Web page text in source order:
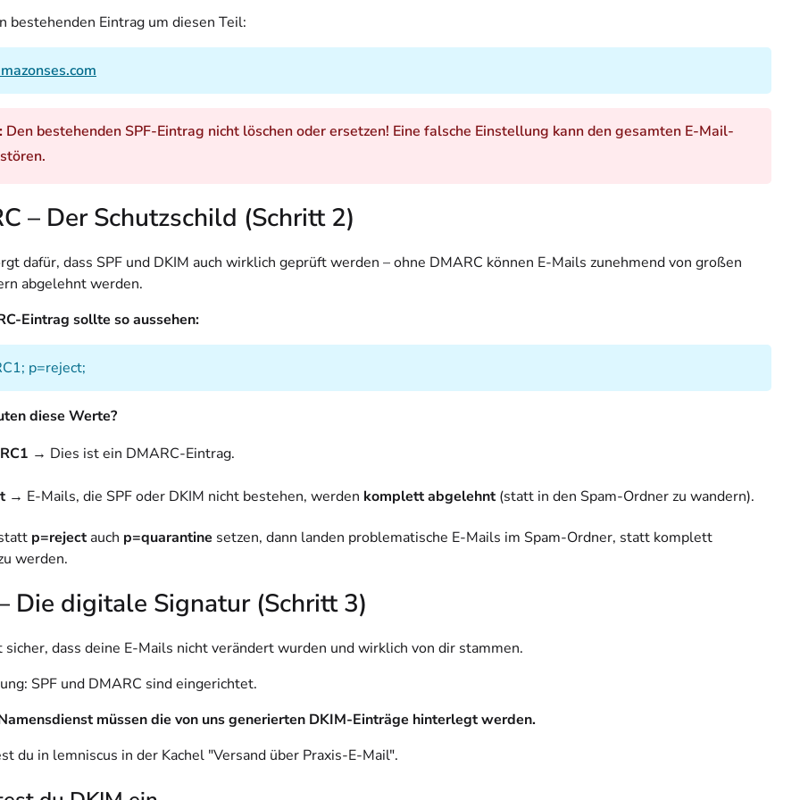
bestehenden Eintrag um diesen Teil:
Den bestehenden SPF-Eintrag nicht löschen oder ersetzen! Eine falsche Einstellung kann den gesamten E-Mail-
– Der Schutzschild (Schritt 2)
dafür, dass SPF und DKIM auch wirklich geprüft werden – ohne DMARC können E-Mails zunehmend von großen
abgelehnt werden.
Eintrag sollte so aussehen:
p=reject;
diese Werte?
→ Dies ist ein DMARC-Eintrag.
→ E-Mails, die SPF oder DKIM nicht bestehen, werden komplett abgelehnt(statt in den Spam-Ordner zu wandern).
p=rejectauch p=quarantine setzen, dann landen problematische E-Mails im Spam-Ordner, statt komplett
werden.
Die digitale Signatur (Schritt 3)
dass deine E-Mails nicht verändert wurden und wirklich von dir stammen.
SPF und DMARC sind eingerichtet.
müssen die von uns generierten DKIM-Einträge hinterlegt werden.
du in lemniscus in der Kachel "Versand über Praxis-E-Mail".